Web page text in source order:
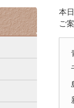
本
ご